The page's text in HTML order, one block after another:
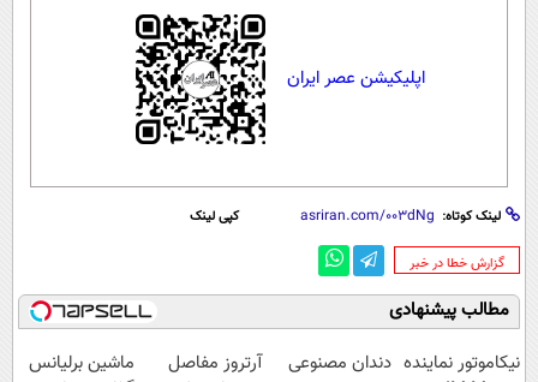
اپلیکیشن عصر ایران
لینک کوتاه: کپی لینک
‌گزارش خطا در خبر
مطالب پیشنهادی
نیکاموتور نماینده دندان مصنوعی
آرتروز مفاصل
ماشین برلیانس